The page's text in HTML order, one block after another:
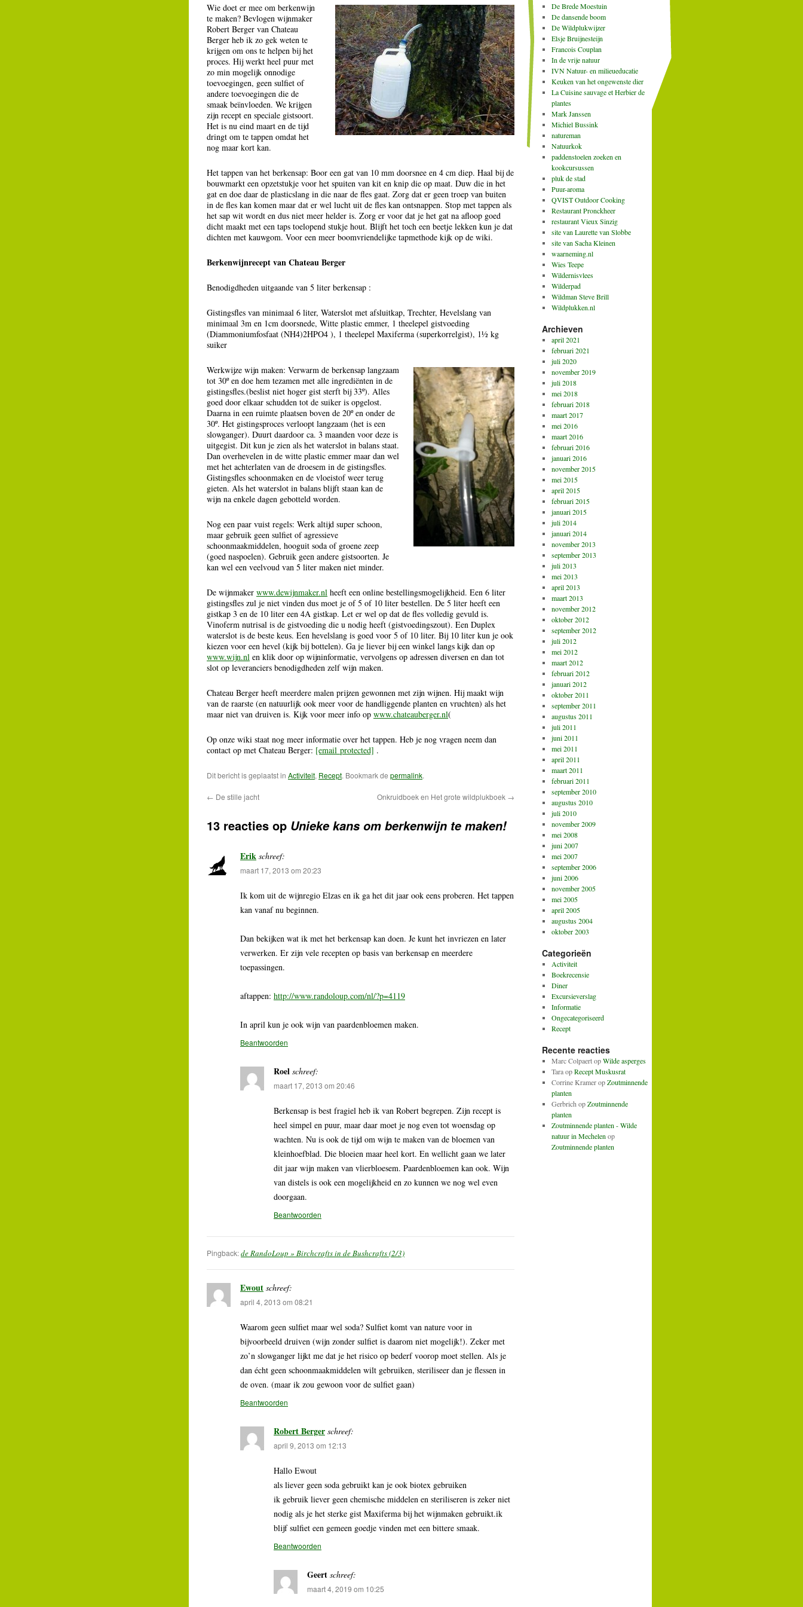
Wie doet er mee om berkenwijn
te maken? Bevlogen wijnmaker
Robert Berger van Chateau
Berger heb ik zo gek weten te
krijgen om ons te helpen bij het
proces. Hij werkt heel puur met
zo min mogelijk onnodige
toevoegingen, geen sulfiet of
andere toevoegingen die de
smaak beïnvloeden. We krijgen
zijn recept en speciale gistsoort.
Het is nu eind maart en de tijd
dringt om te tappen omdat het
nog maar kort kan.
Het tappen van het berkensap: Boor een gat van 10 mm doorsnee en 4 cm diep. Haal bij de
bouwmarkt een opzetstukje voor het spuiten van kit en knip die op maat. Duw die in het
gat en doe daar de plasticslang in die naar de fles gaat. Zorg dat er geen troep van buiten
in de fles kan komen maar dat er wel lucht uit de fles kan ontsnappen. Stop met tappen als
het sap wit wordt en dus niet meer helder is. Zorg er voor dat je het gat na afloop goed
dicht maakt met een taps toelopend stukje hout. Blijft het toch een beetje lekken kun je dat
dichten met kauwgom. Voor een meer boomvriendelijke tapmethode kijk op de wiki.
Berkenwijnrecept van Chateau Berger
Benodigdheden uitgaande van 5 liter berkensap :
Gistingsfles van minimaal 6 liter, Waterslot met afsluitkap, Trechter, Hevelslang van
minimaal 3m en 1cm doorsnede, Witte plastic emmer, 1 theelepel gistvoeding
(Diammoniumfosfaat (NH4)2HPO4 ), 1 theelepel Maxiferma (superkorrelgist), 1½ kg
suiker
Werkwijze wijn maken: Verwarm de berkensap langzaam
tot 30º en doe hem tezamen met alle ingrediënten in de
gistingsfles.(beslist niet hoger gist sterft bij 33º). Alles
goed door elkaar schudden tot de suiker is opgelost.
Daarna in een ruimte plaatsen boven de 20º en onder de
30º. Het gistingsproces verloopt langzaam (het is een
slowganger). Duurt daardoor ca. 3 maanden voor deze is
uitgegist. Dit kun je zien als het waterslot in balans staat.
Dan overhevelen in de witte plastic emmer maar dan wel
met het achterlaten van de droesem in de gistingsfles.
Gistingsfles schoonmaken en de vloeistof weer terug
gieten. Als het waterslot in balans blijft staan kan de
wijn na enkele dagen gebotteld worden.
Nog een paar vuist regels: Werk altijd super schoon,
maar gebruik geen sulfiet of agressieve
schoonmaakmiddelen, hooguit soda of groene zeep
(goed naspoelen). Gebruik geen andere gistsoorten. Je
kan wel een veelvoud van 5 liter maken niet minder.
De wijnmaker www.dewijnmaker.nl heeft een online bestellingsmogelijkheid. Een 6 liter
gistingsfles zul je niet vinden dus moet je of 5 of 10 liter bestellen. De 5 liter heeft een
gistkap 3 en de 10 liter een 4A gistkap. Let er wel op dat de fles volledig gevuld is.
Vinoferm nutrisal is de gistvoeding die u nodig heeft (gistvoedingszout). Een Duplex
waterslot is de beste keus. Een hevelslang is goed voor 5 of 10 liter. Bij 10 liter kun je ook
kiezen voor een hevel (kijk bij bottelen). Ga je liever bij een winkel langs kijk dan op
www.wijn.nl en klik door op wijninformatie, vervolgens op adressen diversen en dan tot
slot op leveranciers benodigdheden zelf wijn maken.
Chateau Berger heeft meerdere malen prijzen gewonnen met zijn wijnen. Hij maakt wijn
van de raarste (en natuurlijk ook meer voor de handliggende planten en vruchten) als het
maar niet van druiven is. Kijk voor meer info op www.chateauberger.nl(
Op onze wiki staat nog meer informatie over het tappen. Heb je nog vragen neem dan
contact op met Chateau Berger: [email protected] .
Dit bericht is geplaatst in Activiteit, Recept. Bookmark de permalink.
← De stille jacht Onkruidboek en Het grote wildplukboek →
13 reacties op Unieke kans om berkenwijn te maken!
Erik schreef:
maart 17, 2013 om 20:23
Ik kom uit de wijnregio Elzas en ik ga het dit jaar ook eens proberen. Het tappen
kan vanaf nu beginnen.
Dan bekijken wat ik met het berkensap kan doen. Je kunt het invriezen en later
verwerken. Er zijn vele recepten op basis van berkensap en meerdere
toepassingen.
aftappen: http://www.randoloup.com/nl/?p=4119
In april kun je ook wijn van paardenbloemen maken.
Beantwoorden
Roel schreef:
maart 17, 2013 om 20:46
Berkensap is best fragiel heb ik van Robert begrepen. Zijn recept is
heel simpel en puur, maar daar moet je nog even tot woensdag op
wachten. Nu is ook de tijd om wijn te maken van de bloemen van
kleinhoefblad. Die bloeien maar heel kort. En wellicht gaan we later
dit jaar wijn maken van vlierbloesem. Paardenbloemen kan ook. Wijn
van distels is ook een mogelijkheid en zo kunnen we nog wel even
doorgaan.
Beantwoorden
Pingback:de RandoLoup » Birchcrafts in de Bushcrafts (2/3)
Ewout schreef:
april 4, 2013 om 08:21
Waarom geen sulfiet maar wel soda? Sulfiet komt van nature voor in
bijvoorbeeld druiven (wijn zonder sulfiet is daarom niet mogelijk!). Zeker met
zo’n slowganger lijkt me dat je het risico op bederf voorop moet stellen. Als je
dan écht geen schoonmaakmiddelen wilt gebruiken, steriliseer dan je flessen in
de oven. (maar ik zou gewoon voor de sulfiet gaan)
Beantwoorden
Robert Berger schreef:
april 9, 2013 om 12:13
Hallo Ewout
als liever geen soda gebruikt kan je ook biotex gebruiken
ik gebruik liever geen chemische middelen en steriliseren is zeker niet
nodig als je het sterke gist Maxiferma bij het wijnmaken gebruikt.ik
blijf sulfiet een gemeen goedje vinden met een bittere smaak.
Beantwoorden
Geert schreef:
maart 4, 2019 om 10:25
De Brede Moestuin
De dansende boom
De Wildplukwijzer
Elsje Bruijnesteijn
Francois Couplan
In de vrije natuur
IVN Natuur- en milieueducatie
Keuken van het ongewenste dier
La Cuisine sauvage et Herbier de
plantes
Mark Janssen
Michiel Bussink
natureman
Natuurkok
paddenstoelen zoeken en
kookcursussen
pluk de stad
Puur-aroma
QVIST Outdoor Cooking
Restaurant Pronckheer
restaurant Vieux Sinzig
site van Laurette van Slobbe
site van Sacha Kleinen
waarneming.nl
Wies Teepe
Wildernisvlees
Wilderpad
Wildman Steve Brill
Wildplukken.nl
Archieven
april 2021
februari 2021
juli 2020
november 2019
juli 2018
mei 2018
februari 2018
maart 2017
mei 2016
maart 2016
februari 2016
januari 2016
november 2015
mei 2015
april 2015
februari 2015
januari 2015
juli 2014
januari 2014
november 2013
september 2013
juli 2013
mei 2013
april 2013
maart 2013
november 2012
oktober 2012
september 2012
juli 2012
mei 2012
maart 2012
februari 2012
januari 2012
oktober 2011
september 2011
augustus 2011
juli 2011
juni 2011
mei 2011
april 2011
maart 2011
februari 2011
september 2010
augustus 2010
juli 2010
november 2009
mei 2008
juni 2007
mei 2007
september 2006
juni 2006
november 2005
mei 2005
april 2005
augustus 2004
oktober 2003
Categorieën
Activiteit
Boekrecensie
Diner
Excursieverslag
Informatie
Ongecategoriseerd
Recept
Recente reacties
Marc ColpaertopWilde asperges
TaraopRecept Muskusrat
Corrine KrameropZoutminnende
planten
Gerbrich opZoutminnende
planten
Zoutminnende planten - Wilde
natuur in Mechelen op
Zoutminnende planten